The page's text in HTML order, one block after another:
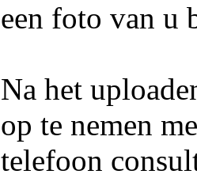
een foto van u
Na het
op te nemen
telefoon